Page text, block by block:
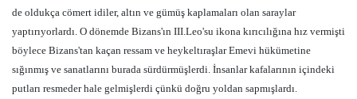
de oldukça cömert idiler, altın ve gümüş kaplamaları olan saraylar
yaptırıyorlardı. O dönemde Bizans'ın III.Leo'su ikona kırıcılığına hız vermişti
böylece Bizans'tan kaçan ressam ve heykeltıraşlar Emevi hükümetine
sığınmış ve sanatlarını burada sürdürmüşlerdi. İnsanlar kafalarının içindeki
putları resmeder hale gelmişlerdi çünkü doğru yoldan sapmışlardı.